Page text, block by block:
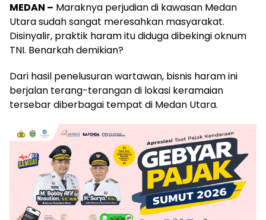
MEDAN – Maraknya perjudian di kawasan Medan
Utara sudah sangat meresahkan masyarakat.
Disinyalir, praktik haram itu diduga dibekingi oknum
TNI. Benarkah demikian?
Dari hasil penelusuran wartawan, bisnis haram ini
berjalan terang-terangan di lokasi keramaian
tersebar diberbagai tempat di Medan Utara.